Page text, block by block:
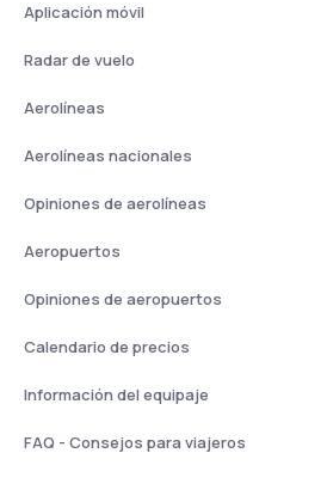
Aplicación móvil
Radar de vuelo
Aerolíneas
Aerolíneas nacionales
Opiniones de aerolíneas
Aeropuertos
Opiniones de aeropuertos
Calendario de precios
Información del equipaje
FAQ - Consejos para viajeros